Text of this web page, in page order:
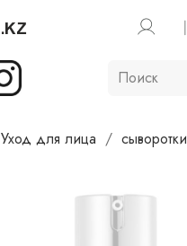
Уход для лица сыворотки